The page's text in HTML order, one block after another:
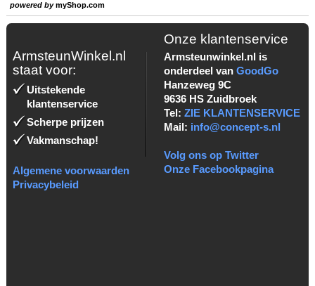
powered bymyShop.com
ArmsteunWinkel.nl
staat voor:
Uitstekende
klantenservice
Scherpe prijzen
Vakmanschap!
Algemene voorwaarden
Privacybeleid
Onze klantenservice
Armsteunwinkel.nl is
onderdeel van GoodGo
Hanzeweg 9C
9636 HS Zuidbroek
Tel: ZIE KLANTENSERVICE
Mail: info@concept-s.nl
Volg ons op Twitter
Onze Facebookpagina